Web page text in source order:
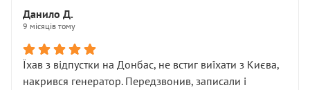
Данило Д.
9 місяців тому
Їхав з відпустки на Донбас, не встиг виїхати з Києва,
накрився генератор. Передзвонив, записали і